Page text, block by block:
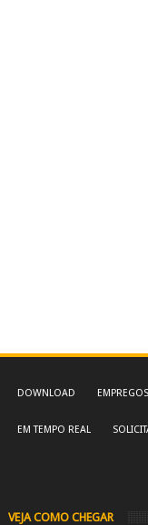
DOWNLOAD EMPREGOS
EM TEMPO REAL
VEJA COMO CHEGAR